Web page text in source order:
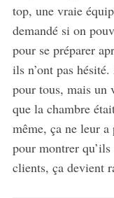
top, une vraie
demandé si on
pour se préparer
ils n’ont pas
pour tous, mais un
que la chambre
même, ça ne leur a
pour montrer
clients, ça devient